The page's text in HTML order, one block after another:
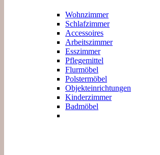
Wohnzimmer
Schlafzimmer
Accessoires
Arbeitszimmer
Esszimmer
Pflegemittel
Flurmöbel
Polstermöbel
Objekteinrichtungen
Kinderzimmer
Badmöbel